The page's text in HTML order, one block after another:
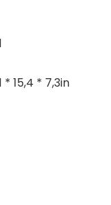
15,4 * 7,3in